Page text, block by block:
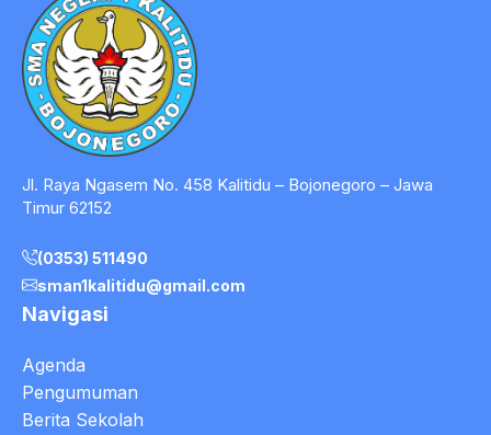
Jl. Raya Ngasem No. 458 Kalitidu – Bojonegoro – Jawa
Timur 62152
(0353) 511490
sman1kalitidu@gmail.com
Navigasi
Agenda
Pengumuman
Berita Sekolah